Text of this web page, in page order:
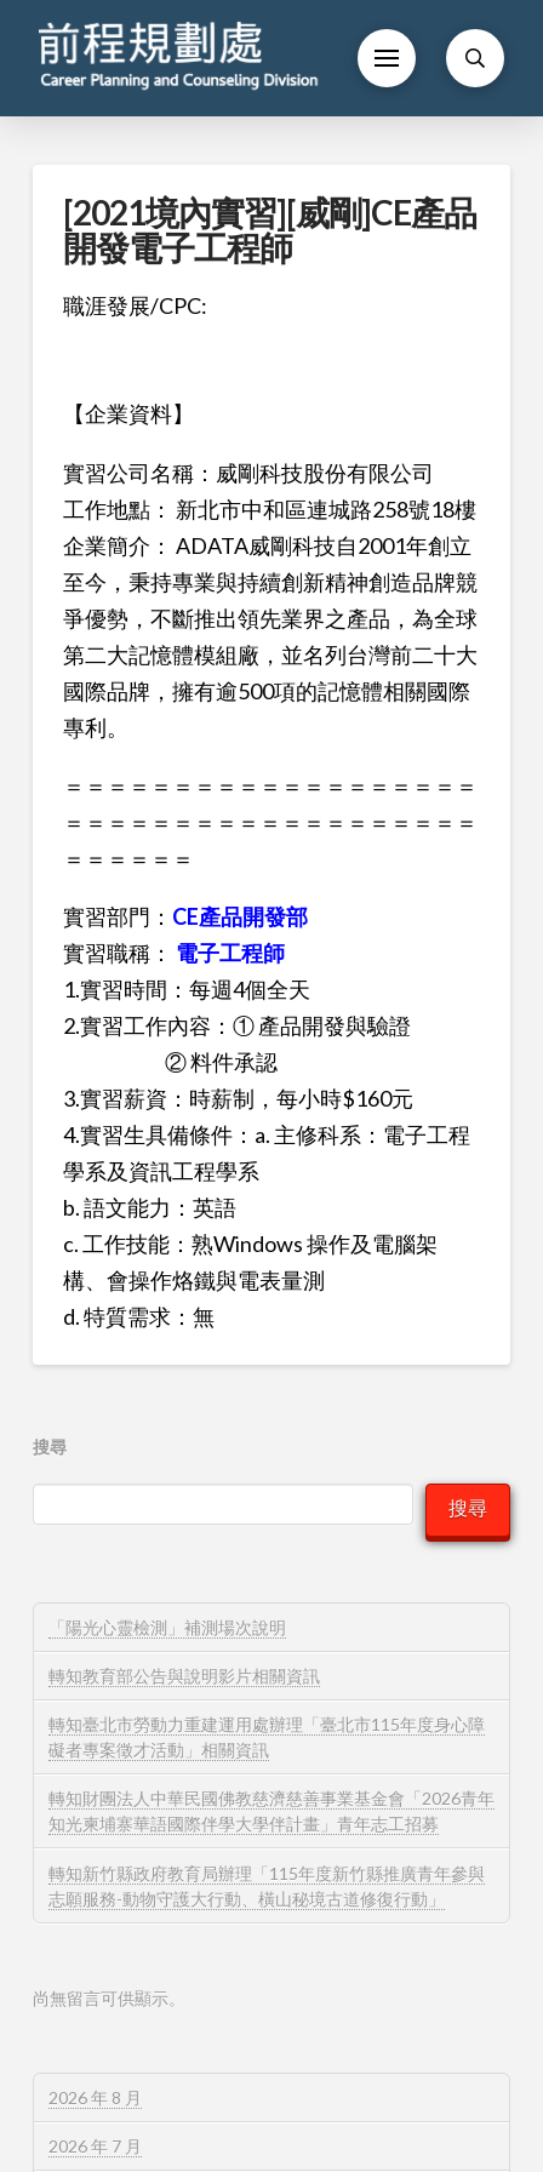
[2021境內實習][威剛]CE產品
開發電子工程師
職涯發展/CPC:
【企業資料】
實習公司名稱：威剛科技股份有限公司
工作地點： 新北市中和區連城路258號18樓
企業簡介： ADATA威剛科技自2001年創立
至今，秉持專業與持續創新精神創造品牌競
爭優勢，不斷推出領先業界之產品，為全球
第二大記憶體模組廠，並名列台灣前二十大
國際品牌，擁有逾500項的記憶體相關國際
專利。
＝＝＝＝＝＝＝＝＝＝＝＝＝＝＝＝＝＝＝
＝＝＝＝＝＝＝＝＝＝＝＝＝＝＝＝＝＝＝
＝＝＝＝＝＝
實習部門： CE產品開發部
實習職稱： 電子工程師
1.實習時間：每週4個全天
2.實習工作內容：① 產品開發與驗證
② 料件承認
3.實習薪資：時薪制，每小時$160元
4.實習生具備條件：a. 主修科系：電子工程
學系及資訊工程學系
b. 語文能力：英語
c. 工作技能：熟Windows 操作及電腦架
構、會操作烙鐵與電表量測
d. 特質需求：無
搜尋
搜尋
「陽光心靈檢測」補測場次說明
轉知教育部公告與說明影片相關資訊
轉知臺北市勞動力重建運用處辦理「臺北市115年度身心障
礙者專案徵才活動」相關資訊
轉知財團法人中華民國佛教慈濟慈善事業基金會「2026青年
知光柬埔寨華語國際伴學大學伴計畫」青年志工招募
轉知新竹縣政府教育局辦理「115年度新竹縣推廣青年參與
志願服務-動物守護大行動、橫山秘境古道修復行動」
尚無留言可供顯示。
2026 年 8 月
2026 年 7 月